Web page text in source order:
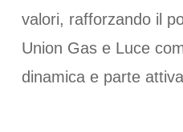
valori, rafforzando il
Union Gas e Luce
dinamica e parte